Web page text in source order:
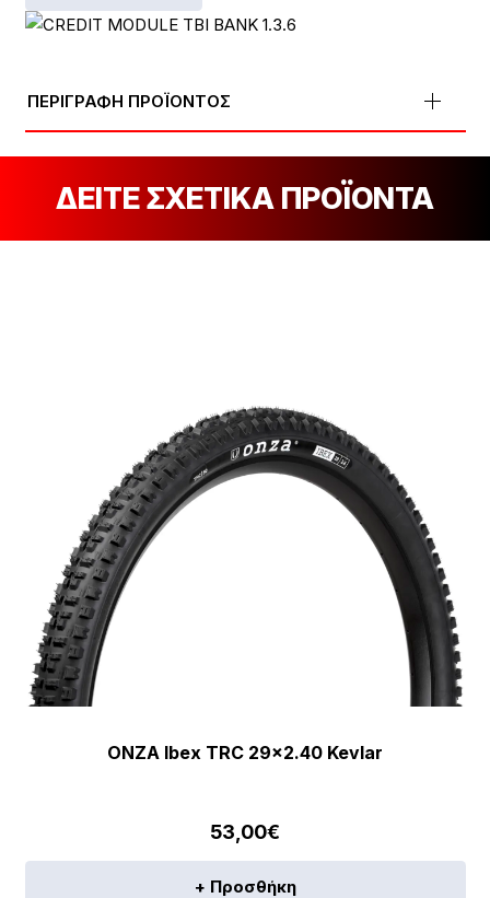
ΠΕΡΙΓΡΑΦΗ ΠΡΟΪΟΝΤΟΣ
ΔΕΙΤΕ ΣΧΕΤΙΚΑ ΠΡΟΪΟΝΤΑ
ONZA Ibex TRC 29×2.40 Kevlar
53,00€
+ Προσθήκη